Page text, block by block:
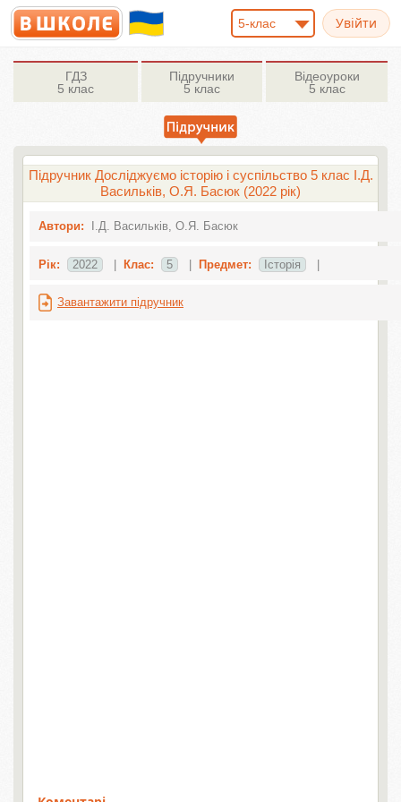
5-клас
ГДЗ
5 клас
Підручники
5 клас
Відеоуроки
5 клас
Підручник Досліджуємо історію і суспільство 5 клас І.Д.
Васильків, О.Я. Басюк (2022 рік)
Автори: І.Д. Васильків, О.Я. Басюк
Рік: 2022 Клас: 5 Предмет: Історія
Завантажити підручник